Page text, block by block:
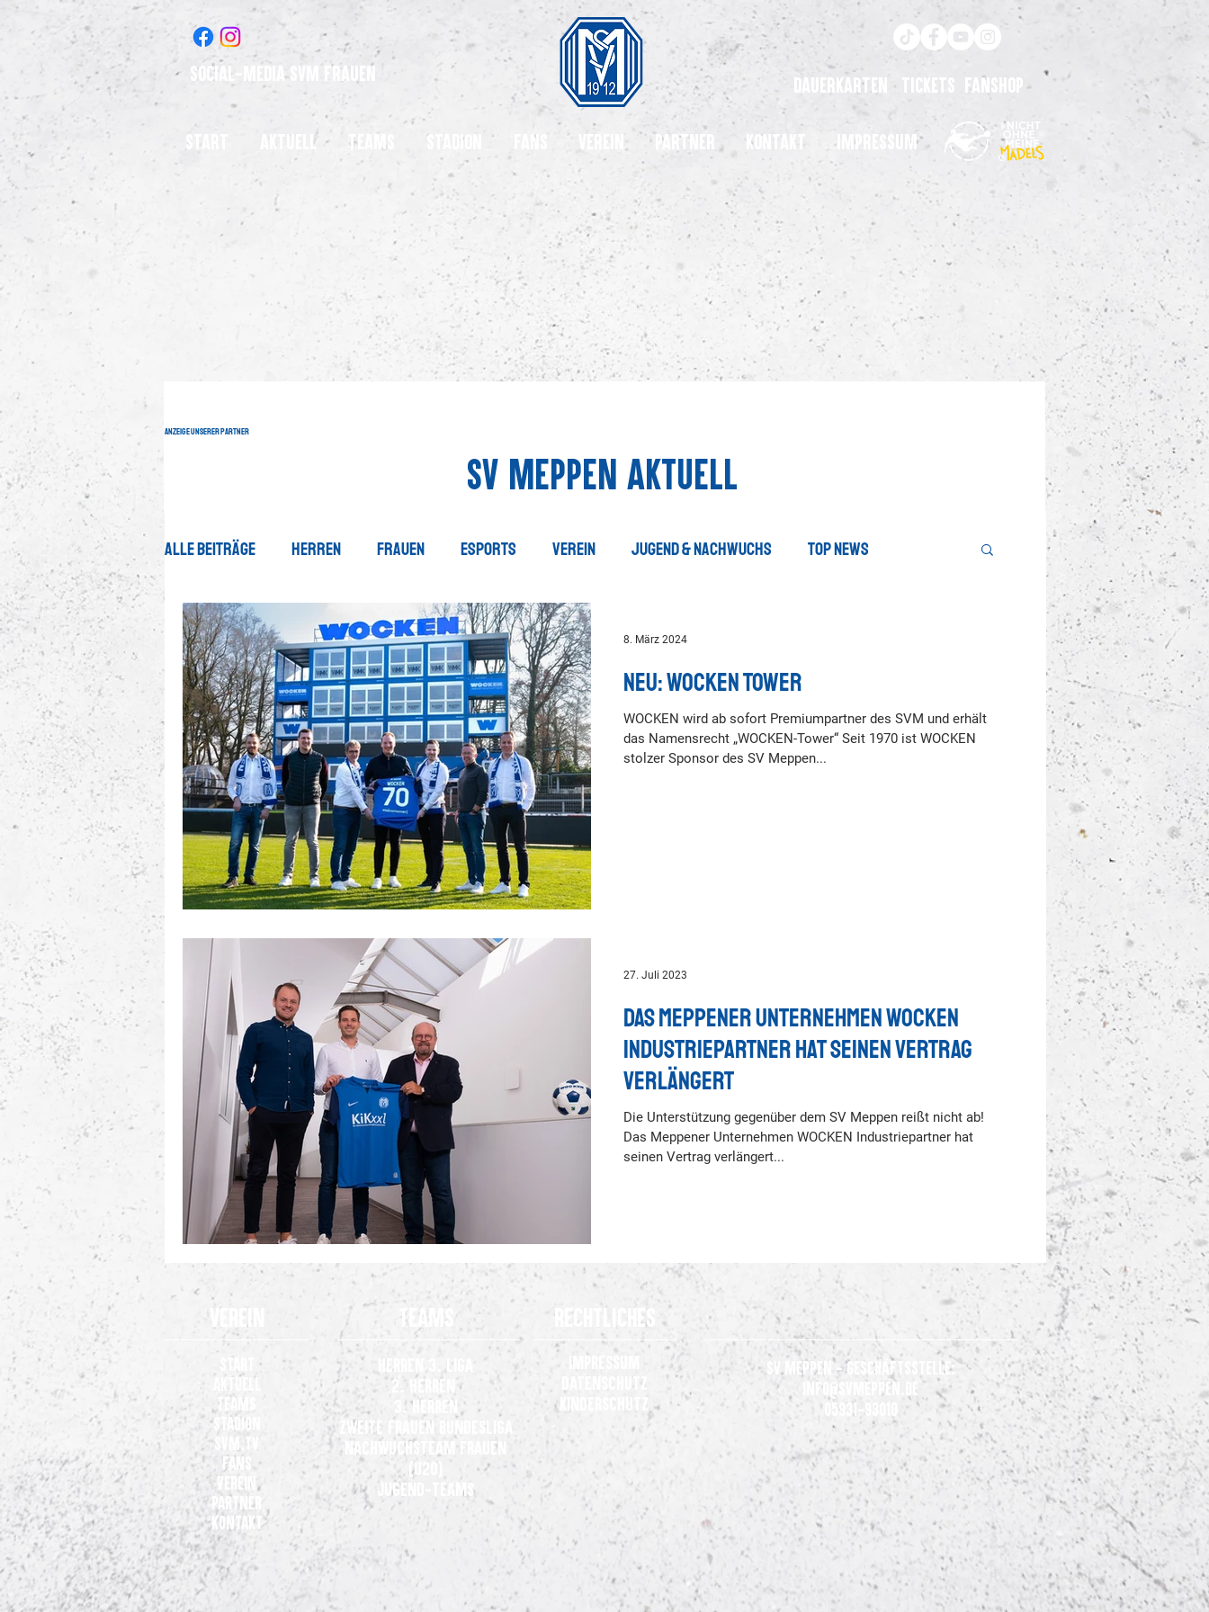
Social-Media SVM Frauen
Start Aktuell Teams Stadion Fans Verein Partner Kontakt Impressum
dauerkarten Tickets Fanshop
Anzeige unserer Partner
SV Meppen Aktuell
Alle Beiträge Herren Frauen esports Verein Jugend & Nachwuchs Top News
Breitensport App Push
Neu: Wocken Tower
WOCKEN wird ab sofort Premiumpartner des SVM und erhält
das Namensrecht „WOCKEN-Tower“ Seit 1970 ist WOCKEN
stolzer Sponsor des SV Meppen...
8. März 2024
Das Meppener Unternehmen WOCKEN
Industriepartner hat seinen Vertrag
verlängert
Die Unterstützung gegenüber dem SV Meppen reißt nicht ab!
Das Meppener Unternehmen WOCKEN Industriepartner hat
seinen Vertrag verlängert...
27. Juli 2023
Verein
Aktuell
Teams
Stadion
SVM.TV
Fans
Verein
Partner
Kontakt
Teams
2. Herren
3. Herren
Zweite Frauen
Bundesliga
Nachwuchsteam Frauen
(U20)
Jugend-Teams
Rechtliches
Impressum
Datenschutz
Kinderschutz
SV Meppen - Geschäftsstelle:
Info@svmeppen.de
05931-93010